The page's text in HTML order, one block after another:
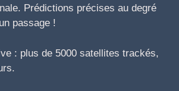
Prédictions précises au degré
passage !
: plus de 5000 satellites trackés,